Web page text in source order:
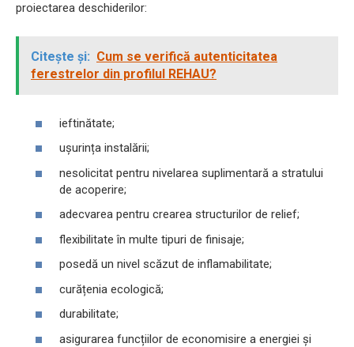
proiectarea deschiderilor:
Citește și: Cum se verifică autenticitatea
ferestrelor din profilul REHAU?
ieftinătate;
ușurința instalării;
nesolicitat pentru nivelarea suplimentară a stratului
de acoperire;
adecvarea pentru crearea structurilor de relief;
flexibilitate în multe tipuri de finisaje;
posedă un nivel scăzut de inflamabilitate;
curățenia ecologică;
durabilitate;
asigurarea funcțiilor de economisire a energiei și